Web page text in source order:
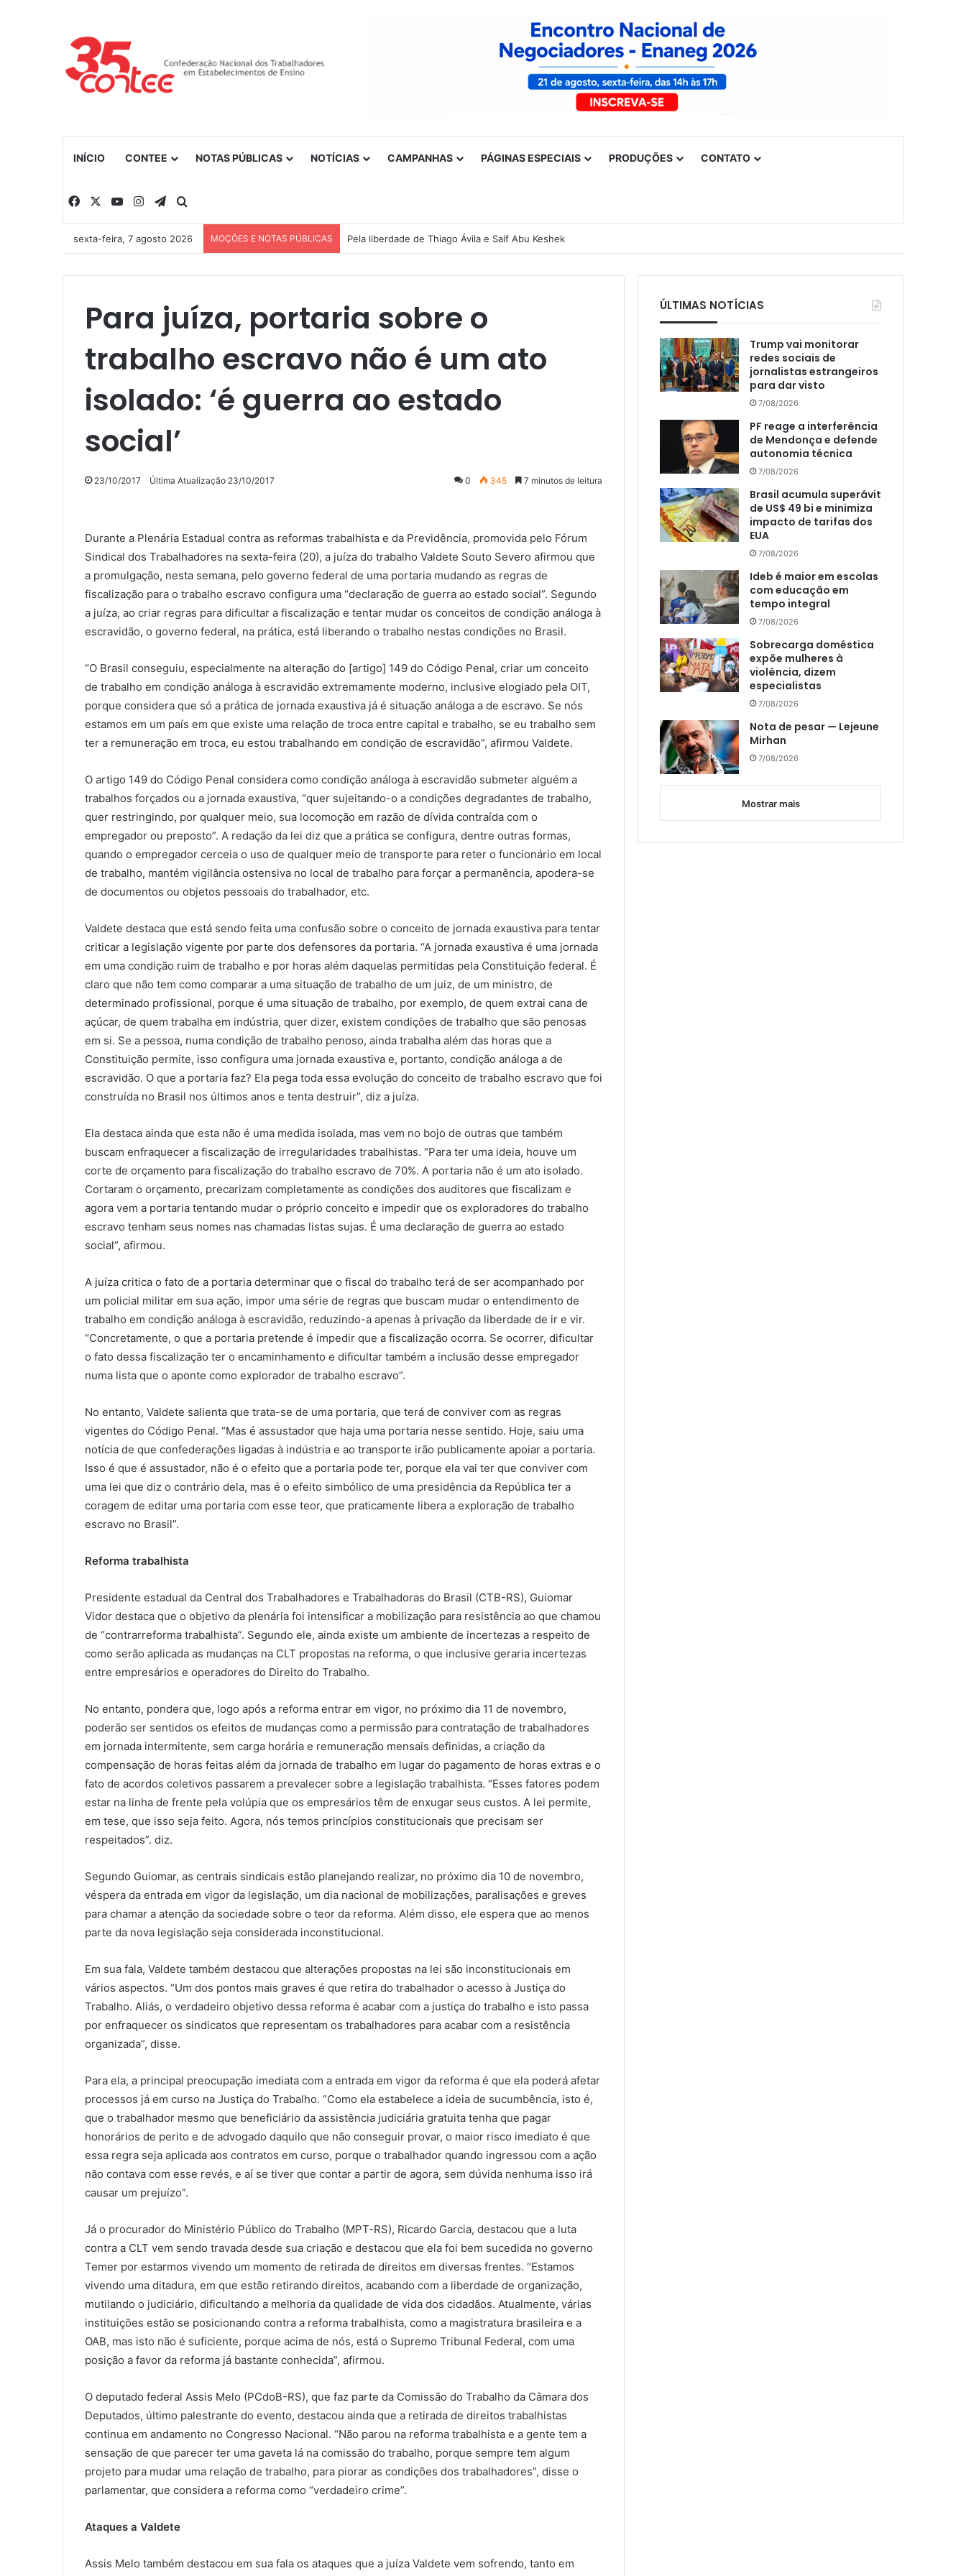
INÍCIO CONTEE NOTAS PÚBLICAS NOTÍCIAS CAMPANHAS PÁGINAS ESPECIAIS PRODUÇÕES CONTATO
Facebook YouTubeInstagramTelegram
sexta-feira, 7 agosto 2026 MOÇÕES E NOTAS PÚBLICAS Pela liberdade de Thiago Ávila e Saif Abu Keshek
Para juíza, portaria sobre o
trabalho escravo não é um ato
isolado: ‘é guerra ao estado
social’
23/10/2017 Última Atualização 23/10/2017 0 345 7 minutos de leitura
Durante a Plenária Estadual contra as reformas trabalhista e da Previdência, promovida pelo Fórum
Sindical dos Trabalhadores na sexta-feira (20), a juíza do trabalho Valdete Souto Severo afirmou que
a promulgação, nesta semana, pelo governo federal de uma portaria mudando as regras de
fiscalização para o trabalho escravo configura uma “declaração de guerra ao estado social”. Segundo
a juíza, ao criar regras para dificultar a fiscalização e tentar mudar os conceitos de condição análoga à
escravidão, o governo federal, na prática, está liberando o trabalho nestas condições no Brasil.
“O Brasil conseguiu, especialmente na alteração do [artigo] 149 do Código Penal, criar um conceito
de trabalho em condição análoga à escravidão extremamente moderno, inclusive elogiado pela OIT,
porque considera que só a prática de jornada exaustiva já é situação análoga a de escravo. Se nós
estamos em um país em que existe uma relação de troca entre capital e trabalho, se eu trabalho sem
ter a remuneração em troca, eu estou trabalhando em condição de escravidão”, afirmou Valdete.
O artigo 149 do Código Penal considera como condição análoga à escravidão submeter alguém a
trabalhos forçados ou a jornada exaustiva, “quer sujeitando-o a condições degradantes de trabalho,
quer restringindo, por qualquer meio, sua locomoção em razão de dívida contraída com o
empregador ou preposto”. A redação da lei diz que a prática se configura, dentre outras formas,
quando o empregador cerceia o uso de qualquer meio de transporte para reter o funcionário em local
de trabalho, mantém vigilância ostensiva no local de trabalho para forçar a permanência, apodera-se
de documentos ou objetos pessoais do trabalhador, etc.
Valdete destaca que está sendo feita uma confusão sobre o conceito de jornada exaustiva para tentar
criticar a legislação vigente por parte dos defensores da portaria. “A jornada exaustiva é uma jornada
em uma condição ruim de trabalho e por horas além daquelas permitidas pela Constituição federal. É
claro que não tem como comparar a uma situação de trabalho de um juiz, de um ministro, de
determinado profissional, porque é uma situação de trabalho, por exemplo, de quem extrai cana de
açúcar, de quem trabalha em indústria, quer dizer, existem condições de trabalho que são penosas
em si. Se a pessoa, numa condição de trabalho penoso, ainda trabalha além das horas que a
Constituição permite, isso configura uma jornada exaustiva e, portanto, condição análoga a de
escravidão. O que a portaria faz? Ela pega toda essa evolução do conceito de trabalho escravo que foi
construída no Brasil nos últimos anos e tenta destruir”, diz a juíza.
Ela destaca ainda que esta não é uma medida isolada, mas vem no bojo de outras que também
buscam enfraquecer a fiscalização de irregularidades trabalhistas. “Para ter uma ideia, houve um
corte de orçamento para fiscalização do trabalho escravo de 70%. A portaria não é um ato isolado.
Cortaram o orçamento, precarizam completamente as condições dos auditores que fiscalizam e
agora vem a portaria tentando mudar o próprio conceito e impedir que os exploradores do trabalho
escravo tenham seus nomes nas chamadas listas sujas. É uma declaração de guerra ao estado
social”, afirmou.
A juíza critica o fato de a portaria determinar que o fiscal do trabalho terá de ser acompanhado por
um policial militar em sua ação, impor uma série de regras que buscam mudar o entendimento de
trabalho em condição análoga à escravidão, reduzindo-a apenas à privação da liberdade de ir e vir.
“Concretamente, o que a portaria pretende é impedir que a fiscalização ocorra. Se ocorrer, dificultar
o fato dessa fiscalização ter o encaminhamento e dificultar também a inclusão desse empregador
numa lista que o aponte como explorador de trabalho escravo”.
No entanto, Valdete salienta que trata-se de uma portaria, que terá de conviver com as regras
vigentes do Código Penal. “Mas é assustador que haja uma portaria nesse sentido. Hoje, saiu uma
notícia de que confederações ligadas à indústria e ao transporte irão publicamente apoiar a portaria.
Isso é que é assustador, não é o efeito que a portaria pode ter, porque ela vai ter que conviver com
uma lei que diz o contrário dela, mas é o efeito simbólico de uma presidência da República ter a
coragem de editar uma portaria com esse teor, que praticamente libera a exploração de trabalho
escravo no Brasil”.
Reforma trabalhista
Presidente estadual da Central dos Trabalhadores e Trabalhadoras do Brasil (CTB-RS), Guiomar
Vidor destaca que o objetivo da plenária foi intensificar a mobilização para resistência ao que chamou
de “contrarreforma trabalhista”. Segundo ele, ainda existe um ambiente de incertezas a respeito de
como serão aplicada as mudanças na CLT propostas na reforma, o que inclusive geraria incertezas
entre empresários e operadores do Direito do Trabalho.
No entanto, pondera que, logo após a reforma entrar em vigor, no próximo dia 11 de novembro,
poderão ser sentidos os efeitos de mudanças como a permissão para contratação de trabalhadores
em jornada intermitente, sem carga horária e remuneração mensais definidas, a criação da
compensação de horas feitas além da jornada de trabalho em lugar do pagamento de horas extras e o
fato de acordos coletivos passarem a prevalecer sobre a legislação trabalhista. “Esses fatores podem
estar na linha de frente pela volúpia que os empresários têm de enxugar seus custos. A lei permite,
em tese, que isso seja feito. Agora, nós temos princípios constitucionais que precisam ser
respeitados”. diz.
Segundo Guiomar, as centrais sindicais estão planejando realizar, no próximo dia 10 de novembro,
véspera da entrada em vigor da legislação, um dia nacional de mobilizações, paralisações e greves
para chamar a atenção da sociedade sobre o teor da reforma. Além disso, ele espera que ao menos
parte da nova legislação seja considerada inconstitucional.
Em sua fala, Valdete também destacou que alterações propostas na lei são inconstitucionais em
vários aspectos. “Um dos pontos mais graves é que retira do trabalhador o acesso à Justiça do
Trabalho. Aliás, o verdadeiro objetivo dessa reforma é acabar com a justiça do trabalho e isto passa
por enfraquecer os sindicatos que representam os trabalhadores para acabar com a resistência
organizada”, disse.
Para ela, a principal preocupação imediata com a entrada em vigor da reforma é que ela poderá afetar
processos já em curso na Justiça do Trabalho. “Como ela estabelece a ideia de sucumbência, isto é,
que o trabalhador mesmo que beneficiário da assistência judiciária gratuita tenha que pagar
honorários de perito e de advogado daquilo que não conseguir provar, o maior risco imediato é que
essa regra seja aplicada aos contratos em curso, porque o trabalhador quando ingressou com a ação
não contava com esse revés, e aí se tiver que contar a partir de agora, sem dúvida nenhuma isso irá
causar um prejuízo”.
Já o procurador do Ministério Público do Trabalho (MPT-RS), Ricardo Garcia, destacou que a luta
contra a CLT vem sendo travada desde sua criação e destacou que ela foi bem sucedida no governo
Temer por estarmos vivendo um momento de retirada de direitos em diversas frentes. “Estamos
vivendo uma ditadura, em que estão retirando direitos, acabando com a liberdade de organização,
mutilando o judiciário, dificultando a melhoria da qualidade de vida dos cidadãos. Atualmente, várias
instituições estão se posicionando contra a reforma trabalhista, como a magistratura brasileira e a
OAB, mas isto não é suficiente, porque acima de nós, está o Supremo Tribunal Federal, com uma
posição a favor da reforma já bastante conhecida”, afirmou.
O deputado federal Assis Melo (PCdoB-RS), que faz parte da Comissão do Trabalho da Câmara dos
Deputados, último palestrante do evento, destacou ainda que a retirada de direitos trabalhistas
continua em andamento no Congresso Nacional. “Não parou na reforma trabalhista e a gente tem a
sensação de que parecer ter uma gaveta lá na comissão do trabalho, porque sempre tem algum
projeto para mudar uma relação de trabalho, para piorar as condições dos trabalhadores”, disse o
parlamentar, que considera a reforma como “verdadeiro crime”.
Ataques a Valdete
Assis Melo também destacou em sua fala os ataques que a juíza Valdete vem sofrendo, tanto em
ÚLTIMAS NOTÍCIAS
Trump vai monitorar
redes sociais de
jornalistas estrangeiros
para dar visto
7/08/2026
PF reage a interferência
de Mendonça e defende
autonomia técnica
7/08/2026
Brasil acumula superávit
de US$ 49 bi e minimiza
impacto de tarifas dos
EUA
7/08/2026
Ideb é maior em escolas
com educação em
tempo integral
7/08/2026
Sobrecarga doméstica
expõe mulheres à
violência, dizem
especialistas
7/08/2026
Nota de pesar — Lejeune
Mirhan
7/08/2026
Mostrar mais